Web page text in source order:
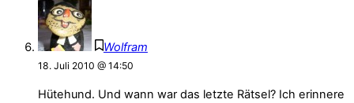
Wolfram
18. Juli 2010 @ 14:50
Hütehund. Und wann war das letzte Rätsel? Ich erinnere